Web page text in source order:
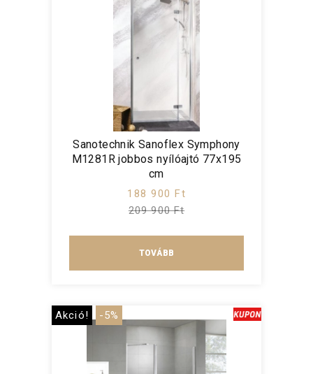
Sanotechnik Sanoflex Symphony
M1281R jobbos nyílóajtó 77x195
cm
188 900 Ft
209 900 Ft
TOVÁBB
Akció! -5%